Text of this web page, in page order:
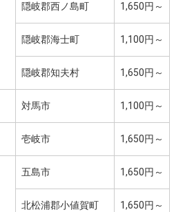
隠岐郡西ノ島町 1,650円～
隠岐郡海士町 1,100円～
隠岐郡知夫村 1,650円～
対馬市 1,100円～
壱岐市 1,650円～
五島市 1,650円～
北松浦郡小値賀町 1,650円～